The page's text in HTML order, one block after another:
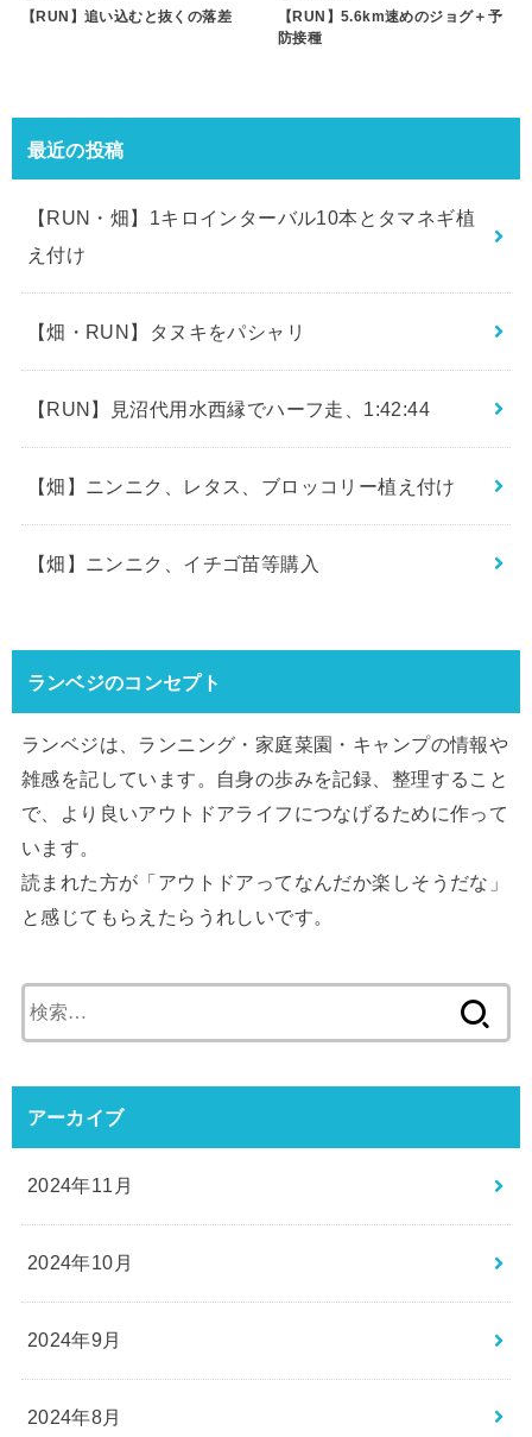
【RUN】追い込むと抜くの落差
【RUN】5.6km速めのジョグ＋予
防接種
最近の投稿
【RUN・畑】1キロインターバル10本とタマネギ植
え付け
【畑・RUN】タヌキをパシャリ
【RUN】見沼代用水西縁でハーフ走、1:42:44
【畑】ニンニク、レタス、ブロッコリー植え付け
【畑】ニンニク、イチゴ苗等購入
ランベジのコンセプト
ランベジは、ランニング・家庭菜園・キャンプの情報や
雑感を記しています。自身の歩みを記録、整理すること
で、より良いアウトドアライフにつなげるために作って
います。
読まれた方が「アウトドアってなんだか楽しそうだな」
と感じてもらえたらうれしいです。
索:
アーカイブ
2024年11月
2024年10月
2024年9月
2024年8月